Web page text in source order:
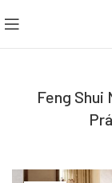
Feng Shui